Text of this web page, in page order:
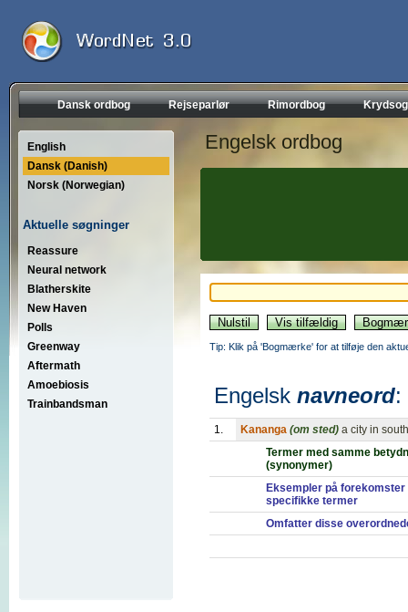
Dansk ordbog Rejseparlør Rimordbog
English
Dansk (Danish)
Norsk (Norwegian)
Aktuelle søgninger
Reassure
Neural network
Blatherskite
New Haven
Polls
Greenway
Aftermath
Amoebiosis
Trainbandsman
Engelsk ordbog
Tip: Klik på 'Bogmærke' for at tilføje den
Engelsk navneord:
1. Kananga (om sted) a city in
Termer med samme
(synonymer)
Eksempler på forekomster
specifikke termer
Omfatter disse